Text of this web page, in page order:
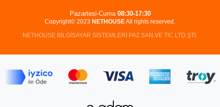
Copyright© 2023 NETHOUSEAll rights reserved.
NETHOUSE BİLGİSAYAR SİSTEMLERİ PAZ.SAN.VE TİC.LTD.ŞTİ.
Pazartesi-Cuma 08:30-17:30